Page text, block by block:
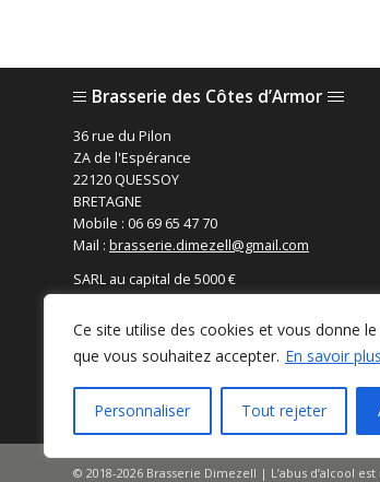
Ce site utilise des cookies et vous donne
que vous souhaitez accepter. En savoir
Personnaliser Tout rejeter
Brasserie des Côtes d’Armor
36 rue du Pilon
ZA de l'Espérance
22120 QUESSOY
BRETAGNE
Mobile : 06 69 65 47 70
Mail : brasserie.dimezell@gmail.com
SARL au capital de 5000 €
Rechercher
© 2018-2026 Brasserie Dimezell | L’abus d’alcool